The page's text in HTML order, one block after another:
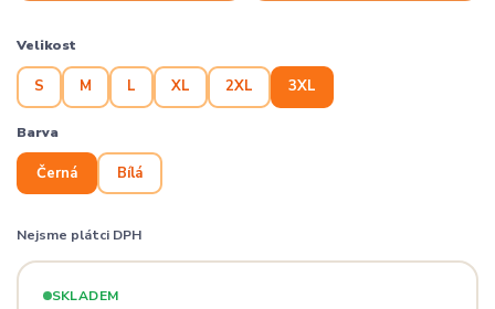
Velikost
S M L XL 2XL 3XL
Barva
Černá Bílá
Nejsme plátci DPH
SKLADEM